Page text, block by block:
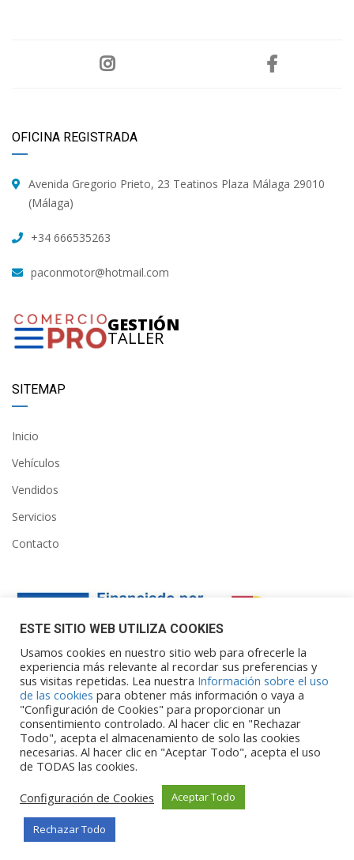
OFICINA REGISTRADA
Avenida Gregorio Prieto, 23 Teatinos Plaza Málaga 29010
(Málaga)
+34 666535263
paconmotor@hotmail.com
GESTIÓN
TALLER
SITEMAP
Inicio
Vehículos
Vendidos
Servicios
Contacto
Financiado por la Unión Europea – NextGenerationEU. Sin
embargo, los puntos de vista y las
opiniones expresadas son únicamente los del autor o autores y
no reflejan necesariamente los de
la Unión Europea o la Comisión Europea. Ni la Unión Europea ni
la Comisión Europea pueden ser
consideradas responsables de las mismas.
ESTE SITIO WEB UTILIZA COOKIES
Usamos cookies en nuestro sitio web para ofrecerle la
experiencia más relevante al recordar sus preferencias y
sus visitas repetidas. Lea nuestra Información sobre el uso
de las cookies para obtener más información o vaya a
"Configuración de Cookies" para proporcionar un
consentimiento controlado. Al hacer clic en "Rechazar
Todo", acepta el almacenamiento de solo las cookies
necesarias. Al hacer clic en "Aceptar Todo", acepta el uso
de TODAS las cookies.
Configuración de Cookies
Aceptar Todo
Rechazar Todo